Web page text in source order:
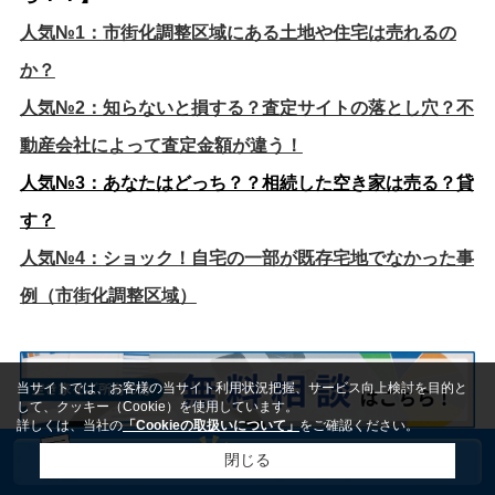
人気№1： 市街化調整区域にある土地や住宅は売れるの
か？
人気№2： 知らないと損する？査定サイトの落とし穴？不
動産会社によって査定金額が違う！
人気№3： あなたはどっち？？相続した空き家は売る？貸
す？
人気№4： ショック！自宅の一部が既存宅地でなかった事
例（市街化調整区域）
当サイトでは、お客様の当サイト利用状況把握、サービス向上検討を目的と
して、クッキー（Cookie）を使用しています。
詳しくは、当社の「Cookieの取扱いについて」をご確認ください。
閉じる